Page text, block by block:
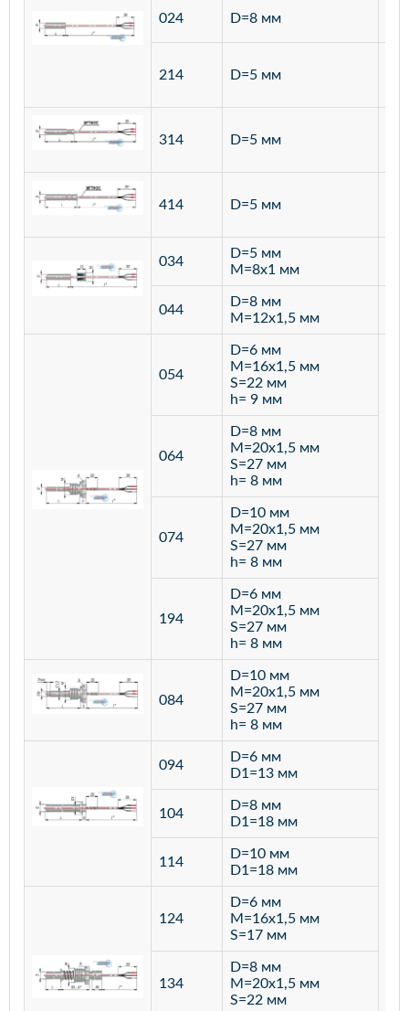
024 D=8 мм
214 D=5 мм
314 D=5 мм
414 D=5 мм
034
D=5 мм
M=8х1 мм
044
D=8 мм
M=12х1,5 мм
054
D=6 мм
M=16х1,5 мм
S=22 мм
h= 9 мм
064
D=8 мм
M=20х1,5 мм
S=27 мм
h= 8 мм
074
D=10 мм
M=20х1,5 мм
S=27 мм
h= 8 мм
194
D=6 мм
M=20х1,5 мм
S=27 мм
h= 8 мм
084
D=10 мм
M=20х1,5 мм
S=27 мм
h= 8 мм
094
D=6 мм
D1=13 мм
104
D=8 мм
D1=18 мм
114
D=10 мм
D1=18 мм
124
D=6 мм
M=16х1,5 мм
S=17 мм
134
D=8 мм
M=20х1,5 мм
S=22 мм